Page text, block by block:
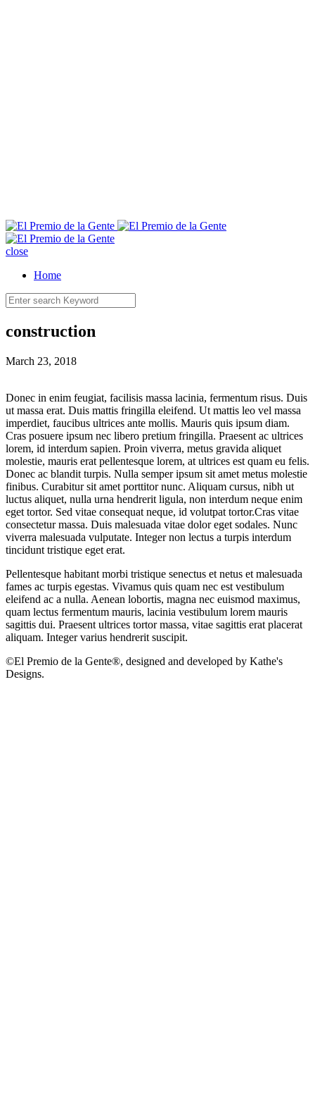
close
Home
construction
March 23, 2018
Donec in enim feugiat, facilisis massa lacinia, fermentum risus. Duis
ut massa erat. Duis mattis fringilla eleifend. Ut mattis leo vel massa
imperdiet, faucibus ultrices ante mollis. Mauris quis ipsum diam.
Cras posuere ipsum nec libero pretium fringilla. Praesent ac ultrices
lorem, id interdum sapien. Proin viverra, metus gravida aliquet
molestie, mauris erat pellentesque lorem, at ultrices est quam eu felis.
Donec ac blandit turpis. Nulla semper ipsum sit amet metus molestie
finibus. Curabitur sit amet porttitor nunc. Aliquam cursus, nibh ut
luctus aliquet, nulla urna hendrerit ligula, non interdum neque enim
eget tortor. Sed vitae consequat neque, id volutpat tortor.Cras vitae
consectetur massa. Duis malesuada vitae dolor eget sodales. Nunc
viverra malesuada vulputate. Integer non lectus a turpis interdum
tincidunt tristique eget erat.
Pellentesque habitant morbi tristique senectus et netus et malesuada
fames ac turpis egestas. Vivamus quis quam nec est vestibulum
eleifend ac a nulla. Aenean lobortis, magna nec euismod maximus,
quam lectus fermentum mauris, lacinia vestibulum lorem mauris
sagittis dui. Praesent ultrices tortor massa, vitae sagittis erat placerat
aliquam. Integer varius hendrerit suscipit.
©El Premio de la Gente®, designed and developed by Kathe's
Designs.